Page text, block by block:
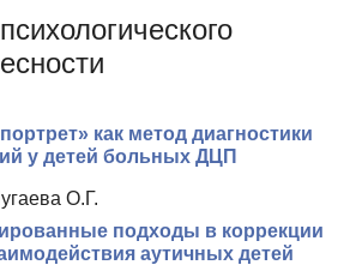
как метод диагностики
у детей больных ДЦП
О.Г.
подходы в коррекции
аутичных детей